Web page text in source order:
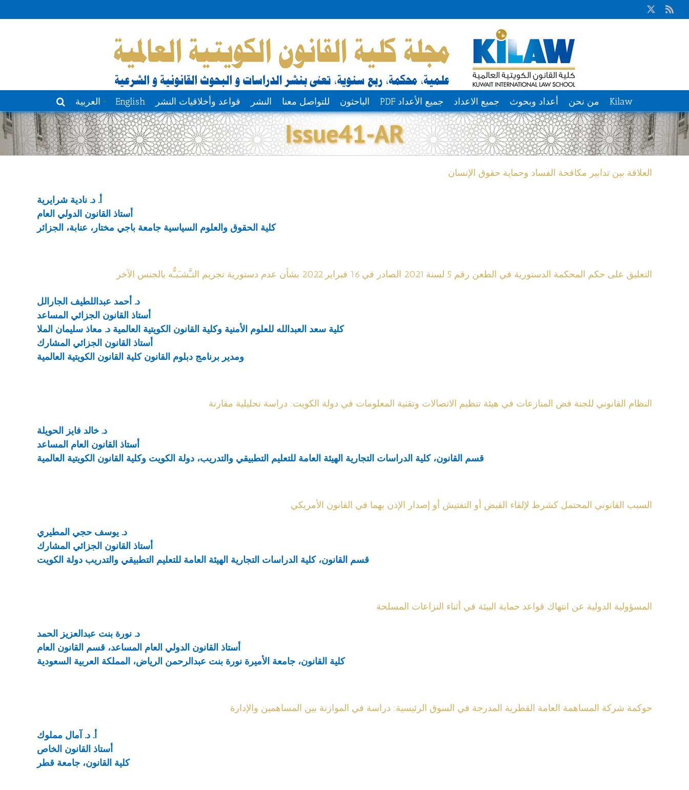
Skip
to
Rss
X
Kilaw من نحن أعداد وبحوث جميع الاعداد جميع الأعداد PDF الباحثون للتواصل معنا النشر قواعد وأخلاقيات النشر English العربية
Issue41-AR
العلاقة بين تدابير مكافحة الفساد وحماية حقوق الإنسان
أ. د. نادية شرايرية
أستاذ القانون الدولي العام
كلية الحقوق والعلوم السياسية جامعة باجي مختار، عنابة، الجزائر
التعليق على حكم المحكمة الدستورية في الطعن رقم 5 لسنة 2021 الصادر في 16 فبراير 2022 بشأن عدم دستورية تجريم التـَّشـَبـُّه بالجنس الآخر
د. أحمد عبداللطيف الجارالل
أستاذ القانون الجزائي المساعد
كلية سعد العبدالله للعلوم الأمنية وكلية القانون الكويتية العالمية د. معاذ سليمان الملا
أستاذ القانون الجزائي المشارك
ومدير برنامج دبلوم القانون كلية القانون الكويتية العالمية
النظام القانوني للجنة فض المنازعات في هيئة تنظيم الاتصالات وتقنية المعلومات في دولة الكويت: دراسة تحليلية مقارنة
د. خالد فايز الحويلة
أستاذ القانون العام المساعد
قسم القانون، كلية الدراسات التجارية الهيئة العامة للتعليم التطبيقي والتدريب، دولة الكويت وكلية القانون الكويتية العالمية
السبب القانوني المحتمل كشرط لإلقاء القبض أو التفتيش أو إصدار الإذن بهما في القانون الأمريكي
د. يوسف حجي المطيري
أستاذ القانون الجزائي المشارك
قسم القانون، كلية الدراسات التجارية الهيئة العامة للتعليم التطبيقي والتدريب دولة الكويت
المسؤولية الدولية عن انتهاك قواعد حماية البيئة في أثناء النزاعات المسلحة
د. نورة بنت عبدالعزيز الحمد
أستاذ القانون الدولي العام المساعد، قسم القانون العام
كلية القانون، جامعة الأميرة نورة بنت عبدالرحمن الرياض، المملكة العربية السعودية
حوكمة شركة المساهمة العامة القطرية المدرجة في السوق الرئيسية: دراسة في الموازنة بين المساهمين والإدارة
أ. د. آمال مملوك
أستاذ القانون الخاص
كلية القانون، جامعة قطر